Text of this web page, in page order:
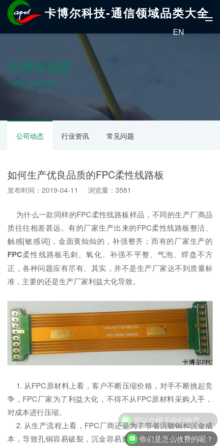
卡博尔科技-通信领域品类大全
EN
卡博尔动态
CABOL DYNAMICS
公司动态 行业资讯 常见问题
如何生产优良品质的FPC柔性线路板
发布时间：2019-04-11 浏览量：3581
为什么一款同样的FPC柔性线路板样品，不同的生产厂商品
质往往相差甚远。有的厂家生产出来的FPC柔性线路板整洁、
触感[敏感词]，金面黄灿灿的，补强整齐；而有的厂家生产的
FPC柔性线路板毛刺、氧化、补强不平整、气泡、焊盘不方
正，各种问题应有尽有。其实，并不是生产厂家达不到质量标
准，主要的还是生产厂家利益大化导致。
1. 从FPC原材料上看，客户不断压缩价格，对手不断挑起竞
争，FPC厂家为了利益大化，不得不从FPC原材料采购入手，
对成本进行压缩。
2. 从生产流程上看，FPC厂商还是为了节省沉镀铜和沉金成
本，导致孔铜容易破裂，沉金容易磨损，产品性能及稳定性下
你们是怎么收费的呢？